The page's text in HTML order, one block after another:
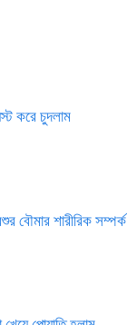
করে চুদলাম
বৌমার শারীরিক সম্পর্ক